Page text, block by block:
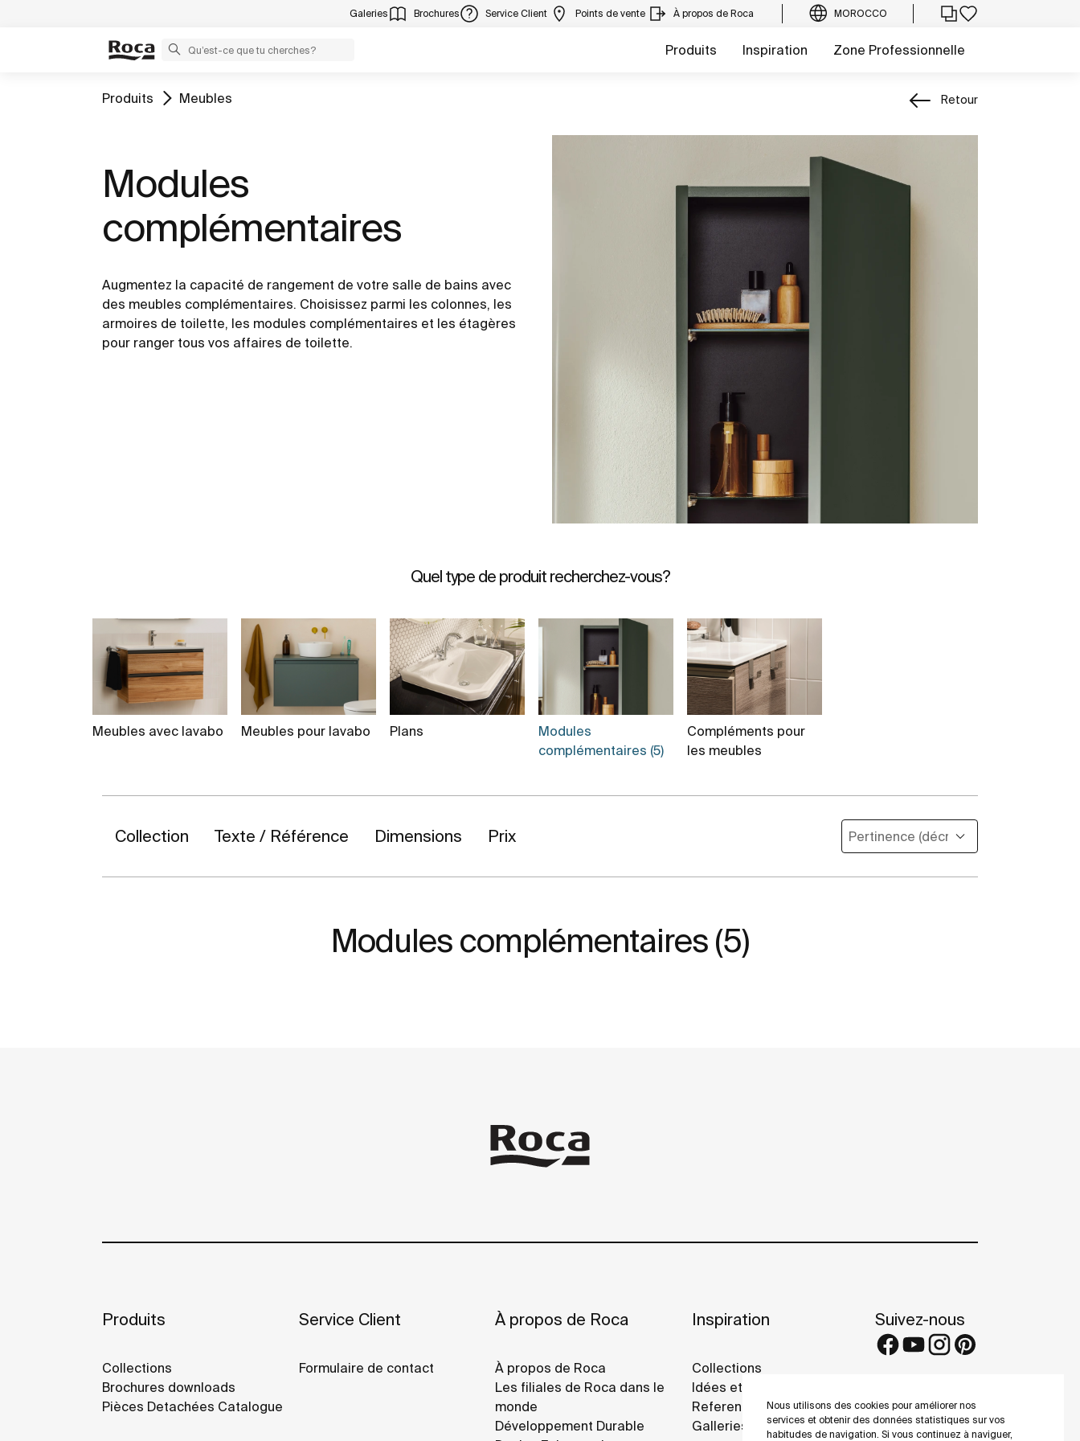
Nous utilisons des cookies pour améliorer nos
services et obtenir des données statistiques sur vos
habitudes de navigation. Si vous continuez à naviguer,
Galeries Brochures Service Client Points de vente À propos de Roca MOROCCO
Produits Inspiration Zone Professionnelle
Produits Meubles Retour
Modules
complémentaires
Augmentez la capacité de rangement de votre salle de bains avec
des meubles complémentaires. Choisissez parmi les colonnes, les
armoires de toilette, les modules complémentaires et les étagères
pour ranger tous vos affaires de toilette.
Quel type de produit recherchez-vous?
Meubles avec lavabo Meubles pour lavabo Plans
Modules
complémentaires (5)
Compléments pour
les meubles
Collection Texte / Référence Dimensions Prix
Modules complémentaires (5)
Produits
Collections
Brochures downloads
Pièces Detachées Catalogue
Service Client
Formulaire de contact
À propos de Roca
À propos de Roca
Les filiales de Roca dans le
monde
Développement Durable
Inspiration
Collections
Idées et conseils
Reference projects
Galleries
Suivez-nous